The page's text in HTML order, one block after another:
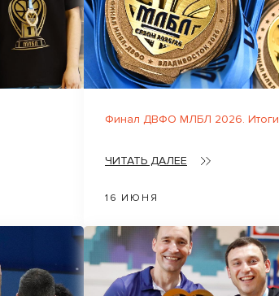
Финал ДВФО МЛБЛ 2026. Итоги
ЧИТАТЬ ДАЛЕЕ
16 ИЮНЯ